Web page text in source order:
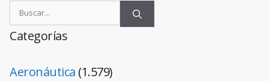
Categorías
Aeronáutica (1.579)